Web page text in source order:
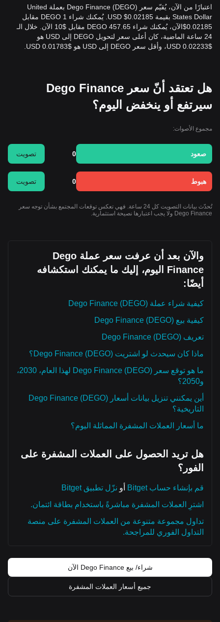
اعتبارًا من الآن، يُقيّم سعر Dego Finance (DEGO) بعملة United
States Dollar بقيمة 0.02185$ USD. يُمكنك شراء 1 DEGO مقابل
0.02185$الآن، يُمكنك شراء 457.65 DEGO مقابل $10 الآن. خلال الـ
24 ساعة الماضية، كان أعلى سعر لتحويل DEGO إلى USD هو
$0.02233 USD، وأقل سعر DEGO إلى USD هو $0.01783 USD.
هل تعتقد أنّ سعر Dego Finance
سيرتفع أو ينخفض اليوم؟
مجموع الأصوات:
صعود 0 تصويت
هبوط 0 تصويت
تُحدّث بيانات التصويت كل 24 ساعة. فهي تعكس توقعات المجتمع بشأن توجه سعر
Dego Finance ولا يجب اعتبارها نصيحة استثمارية.
والآن بعد أن عرفت سعر عملة Dego
Finance اليوم، إليك ما يمكنك استكشافه
أيضًا:
كيفية شراء عملة Dego Finance (DEGO)
كيفية بيع Dego Finance (DEGO)
تعريف Dego Finance (DEGO)
ماذا كان سيحدث لو اشتريت Dego Finance (DEGO)؟
ما هو توقع سعر Dego Finance (DEGO) لهذا العام، 2030،
و2050؟
أين يمكنني تنزيل بيانات أسعار Dego Finance (DEGO)
التاريخية؟
ما أسعار العملات المشفرة المماثلة اليوم؟
هل تريد الحصول على العملات المشفرة على
الفور؟
قم بإنشاء حساب Bitget أو نزّل تطبيق Bitget
اشترِ العملات المشفرة مباشرةً باستخدام بطاقة ائتمان.
تداول مجموعة متنوعة من العملات المشفرة على منصة
التداول الفوري للمراجحة.
شراء/ بيع Dego Finance الآن
جميع أسعار العملات المشفرة